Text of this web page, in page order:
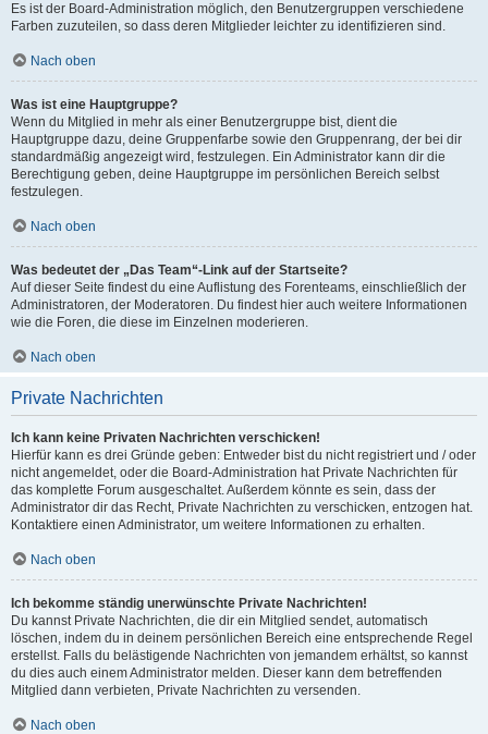
Es ist der Board-Administration möglich, den Benutzergruppen verschiedene
Farben zuzuteilen, so dass deren Mitglieder leichter zu identifizieren sind.
Nach oben
Was ist eine Hauptgruppe?
Wenn du Mitglied in mehr als einer Benutzergruppe bist, dient die
Hauptgruppe dazu, deine Gruppenfarbe sowie den Gruppenrang, der bei dir
standardmäßig angezeigt wird, festzulegen. Ein Administrator kann dir die
Berechtigung geben, deine Hauptgruppe im persönlichen Bereich selbst
festzulegen.
Nach oben
Was bedeutet der „Das Team“-Link auf der Startseite?
Auf dieser Seite findest du eine Auflistung des Forenteams, einschließlich der
Administratoren, der Moderatoren. Du findest hier auch weitere Informationen
wie die Foren, die diese im Einzelnen moderieren.
Nach oben
Private Nachrichten
Ich kann keine Privaten Nachrichten verschicken!
Hierfür kann es drei Gründe geben: Entweder bist du nicht registriert und / oder
nicht angemeldet, oder die Board-Administration hat Private Nachrichten für
das komplette Forum ausgeschaltet. Außerdem könnte es sein, dass der
Administrator dir das Recht, Private Nachrichten zu verschicken, entzogen hat.
Kontaktiere einen Administrator, um weitere Informationen zu erhalten.
Nach oben
Ich bekomme ständig unerwünschte Private Nachrichten!
Du kannst Private Nachrichten, die dir ein Mitglied sendet, automatisch
löschen, indem du in deinem persönlichen Bereich eine entsprechende Regel
erstellst. Falls du belästigende Nachrichten von jemandem erhältst, so kannst
du dies auch einem Administrator melden. Dieser kann dem betreffenden
Mitglied dann verbieten, Private Nachrichten zu versenden.
Nach oben